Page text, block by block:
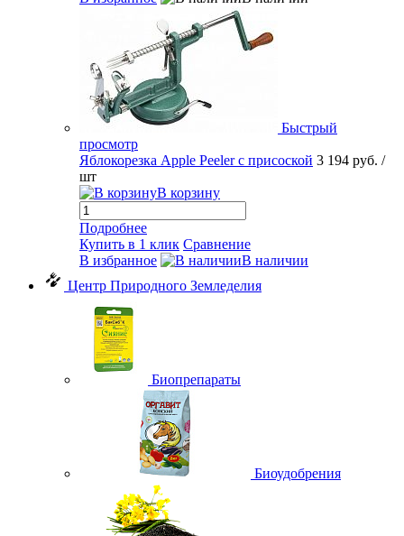
Быстрый
просмотр
Яблокорезка Apple Peeler с присоской 3 194 руб. /
шт
В корзину
Подробнее
Купить в 1 клик Сравнение
В избранное
В наличии
Центр Природного Земледелия
Биопрепараты
Биоудобрения